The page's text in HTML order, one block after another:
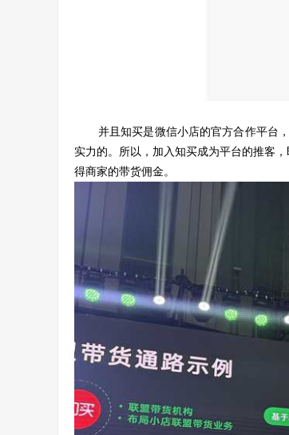
并且知买是微信小店的官方合作平台
实力的。所以，加入知买成为平台的推客
得商家的带货佣金。